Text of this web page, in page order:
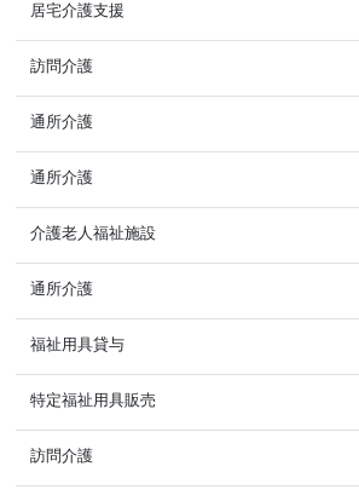
居宅介護支援
訪問介護
通所介護
通所介護
介護老人福祉施設
通所介護
福祉用具貸与
特定福祉用具販売
訪問介護